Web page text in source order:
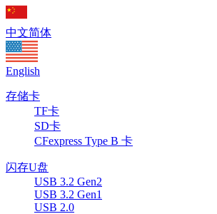
中文简体
English
存储卡
TF卡
SD卡
CFexpress Type B 卡
闪存U盘
USB 3.2 Gen2
USB 3.2 Gen1
USB 2.0